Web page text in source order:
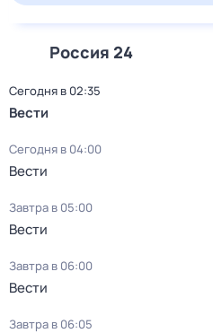
Россия 24
Сегодня в 02:35
Вести
Сегодня в 04:00
Вести
Завтра в 05:00
Вести
Завтра в 06:00
Вести
Завтра в 06:05